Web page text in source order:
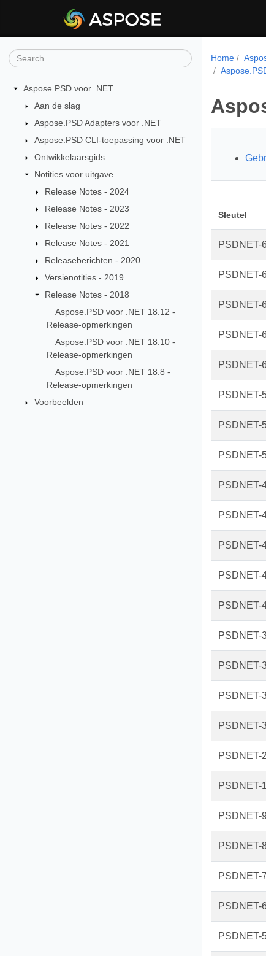
Aspose.PSD voor .NET
Aan de slag
Aspose.PSD Adapters voor .NET
Aspose.PSD CLI-toepassing voor .NET
Ontwikkelaarsgids
Notities voor uitgave
Release Notes - 2024
Release Notes - 2023
Release Notes - 2022
Release Notes - 2021
Releaseberichten - 2020
Versienotities - 2019
Release Notes - 2018
Aspose.PSD voor .NET 18.12 -
Release-opmerkingen
Aspose.PSD voor .NET 18.10 -
Release-opmerkingen
Aspose.PSD voor .NET 18.8 -
Release-opmerkingen
Voorbeelden
Home
Sleutel
PSDNET-
PSDNET-
PSDNET-
PSDNET-
PSDNET-
PSDNET-
PSDNET-
PSDNET-
PSDNET-
PSDNET-
PSDNET-
PSDNET-
PSDNET-
PSDNET-
PSDNET-
PSDNET-
PSDNET-
PSDNET-
PSDNET-
PSDNET-9
PSDNET-
PSDNET-7
PSDNET-
PSDNET-